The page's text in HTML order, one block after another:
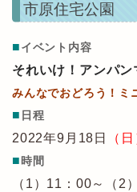
市原住宅公園
■イベント内容
それいけ！アンパン
みんなでおどろう！ミ
■ 日程
2022年9月18日
（日
■時間
（1）11：00～（2